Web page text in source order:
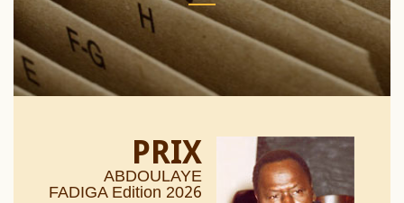
PRIX
ABDOULAYE
FADIGA Edition 2026